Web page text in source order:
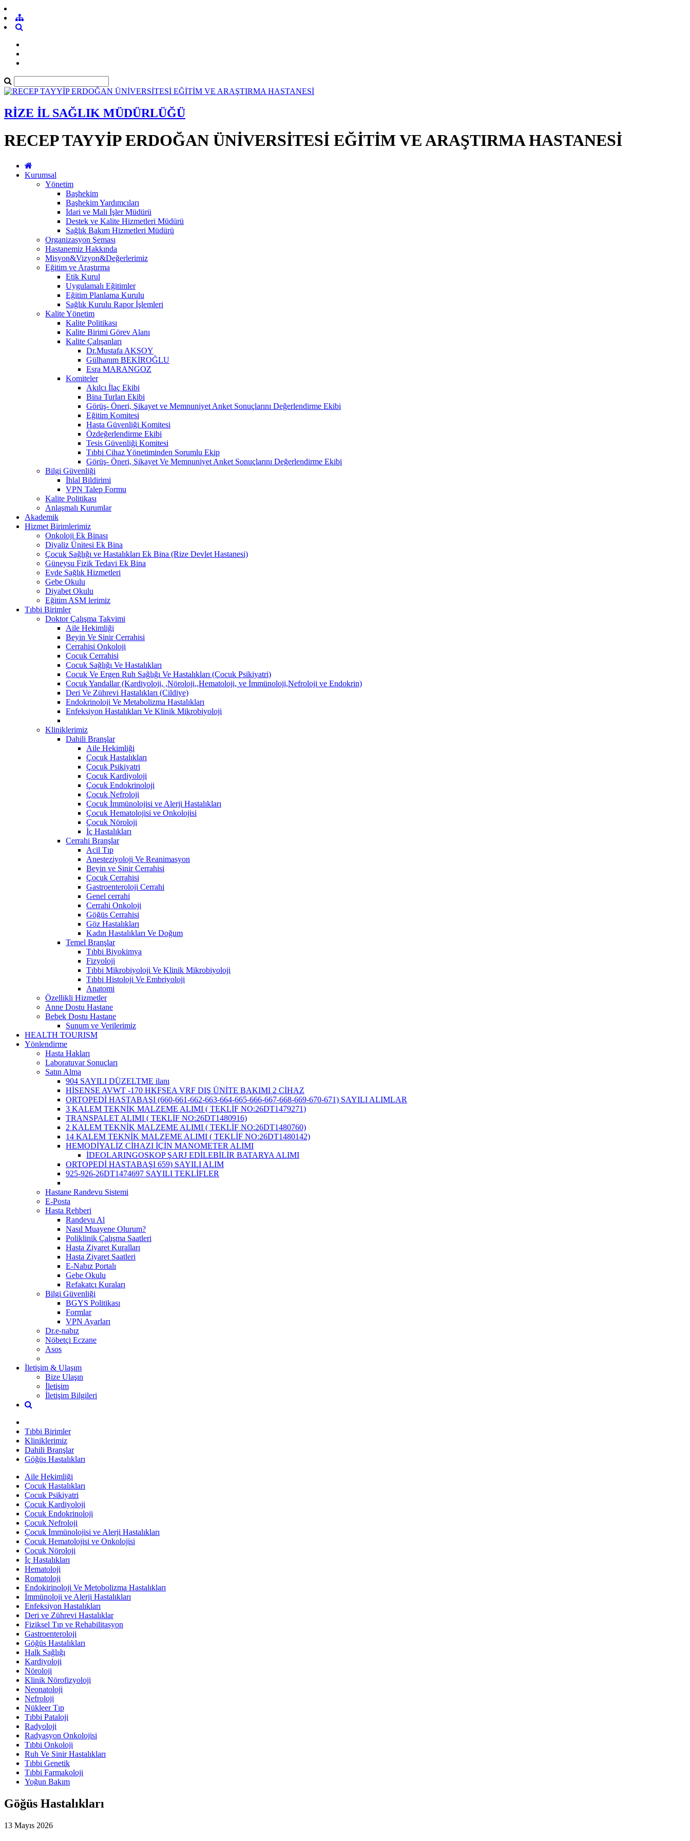
RİZE İL SAĞLIK MÜDÜRLÜĞÜ
RECEP TAYYİP ERDOĞAN ÜNİVERSİTESİ EĞİTİM VE ARAŞTIRMA HASTANESİ
Kurumsal
Yönetim
Başhekim
Başhekim Yardımcıları
İdari ve Mali İşler Müdürü
Destek ve Kalite Hizmetleri Müdürü
Sağlık Bakım Hizmetleri Müdürü
Organizasyon Şeması
Hastanemiz Hakkında
Misyon&Vizyon&Değerlerimiz
Eğitim ve Araştırma
Etik Kurul
Uygulamalı Eğitimler
Eğitim Planlama Kurulu
Sağlık Kurulu Rapor İşlemleri
Kalite Yönetim
Kalite Politikası
Kalite Birimi Görev Alanı
Kalite Çalışanları
Dr.Mustafa AKSOY
Gülhanım BEKİROĞLU
Esra MARANGOZ
Komiteler
Akılcı İlaç Ekibi
Bina Turları Ekibi
Görüş- Öneri, Şikayet ve Memnuniyet Anket Sonuçlarını Değerlendirme Ekibi
Eğitim Komitesi
Hasta Güvenliği Komitesi
Özdeğerlendirme Ekibi
Tesis Güvenliği Komitesi
Tıbbi Cihaz Yönetiminden Sorumlu Ekip
Görüş- Öneri, Şikayet Ve Memnuniyet Anket Sonuçlarını Değerlendirme Ekibi
Bilgi Güvenliği
İhlal Bildirimi
VPN Talep Formu
Kalite Politikası
Anlaşmalı Kurumlar
Akademik
Hizmet Birimlerimiz
Onkoloji Ek Binası
Diyaliz Ünitesi Ek Bina
Çocuk Sağlığı ve Hastalıkları Ek Bina (Rize Devlet Hastanesi)
Güneysu Fizik Tedavi Ek Bina
Evde Sağlık Hizmetleri
Gebe Okulu
Diyabet Okulu
Eğitim ASM lerimiz
Tıbbi Birimler
Doktor Çalışma Takvimi
Aile Hekimliği
Beyin Ve Sinir Cerrahisi
Cerrahisi Onkoloji
Çocuk Cerrahisi
Çocuk Sağlığı Ve Hastalıkları
Çocuk Ve Ergen Ruh Sağlığı Ve Hastalıkları (Çocuk Psikiyatri)
Çocuk Yandallar (Kardiyoloji, ,Nöroloji,,Hematoloji, ve İmmünoloji,Nefroloji ve Endokrin)
Deri Ve Zührevi Hastalıkları (Cildiye)
Endokrinoloji Ve Metabolizma Hastalıkları
Enfeksiyon Hastalıkları Ve Klinik Mikrobiyoloji
Kliniklerimiz
Dahili Branşlar
Aile Hekimliği
Çocuk Hastalıkları
Çocuk Psikiyatri
Çocuk Kardiyoloji
Çocuk Endokrinoloji
Çocuk Nefroloji
Çocuk İmmünolojisi ve Alerji Hastalıkları
Çocuk Hematolojisi ve Onkolojisi
Çocuk Nöroloji
İç Hastalıkları
Cerrahi Branşlar
Acil Tıp
Anesteziyoloji Ve Reanimasyon
Beyin ve Sinir Cerrahisi
Çocuk Cerrahisi
Gastroenteroloji Cerrahi
Genel cerrahi
Cerrahi Onkoloji
Göğüs Cerrahisi
Göz Hastalıkları
Kadın Hastalıkları Ve Doğum
Temel Branşlar
Tıbbi Biyokimya
Fizyoloji
Tıbbi Mikrobiyoloji Ve Klinik Mikrobiyoloji
Tıbbi Histoloji Ve Embriyoloji
Anatomi
Özellikli Hizmetler
Anne Dostu Hastane
Bebek Dostu Hastane
Sunum ve Verilerimiz
HEALTH TOURISM
Yönlendirme
Hasta Hakları
Laboratuvar Sonuçları
Satın Alma
904 SAYILI DÜZELTME ilanı
HİSENSE AVWT -170 HKFSEA VRF DIŞ ÜNİTE BAKIMI 2 CİHAZ
ORTOPEDİ HASTABAŞI (660-661-662-663-664-665-666-667-668-669-670-671) SAYILI ALIMLAR
3 KALEM TEKNİK MALZEME ALIMI ( TEKLİF NO:26DT1479271)
TRANSPALET ALIMI ( TEKLİF NO:26DT1480916)
2 KALEM TEKNİK MALZEME ALIMI ( TEKLİF NO:26DT1480760)
14 KALEM TEKNİK MALZEME ALIMI ( TEKLİF NO:26DT1480142)
HEMODİYALİZ CİHAZI İÇİN MANOMETER ALIMI
İDEOLARINGOSKOP ŞARJ EDİLEBİLİR BATARYA ALIMI
ORTOPEDİ HASTABAŞI 659) SAYILI ALIM
925-926-26DT1474697 SAYILI TEKLİFLER
Hastane Randevu Sistemi
E-Posta
Hasta Rehberi
Randevu Al
Nasıl Muayene Olurum?
Poliklinik Çalışma Saatleri
Hasta Ziyaret Kuralları
Hasta Ziyaret Saatleri
E-Nabız Portalı
Gebe Okulu
Refakatçı Kuraları
Bilgi Güvenliği
BGYS Politikası
Formlar
VPN Ayarları
Dr.e-nabız
Nöbetçi Eczane
Asos
İletişim & Ulaşım
Bize Ulaşın
İletişim
İletişim Bilgileri
Tıbbi Birimler
Kliniklerimiz
Dahili Branşlar
Göğüs Hastalıkları
Aile Hekimliği
Çocuk Hastalıkları
Çocuk Psikiyatri
Çocuk Kardiyoloji
Çocuk Endokrinoloji
Çocuk Nefroloji
Çocuk İmmünolojisi ve Alerji Hastalıkları
Çocuk Hematolojisi ve Onkolojisi
Çocuk Nöroloji
İç Hastalıkları
Hematoloji
Romatoloji
Endokirinoloji Ve Metobolizma Hastalıkları
İmmünoloji ve Alerji Hastalıkları
Enfeksiyon Hastalıkları
Deri ve Zührevi Hastalıklar
Fiziksel Tıp ve Rehabilitasyon
Gastroenteroloji
Göğüs Hastalıkları
Halk Sağlığı
Kardiyoloji
Nöroloji
Klinik Nörofizyoloji
Neonatoloji
Nefroloji
Nükleer Tıp
Tıbbi Pataloji
Radyoloji
Radyasyon Onkolojisi
Tıbbi Onkoloji
Ruh Ve Sinir Hastalıkları
Tıbbi Genetik
Tıbbi Farmakoloji
Yoğun Bakım
Göğüs Hastalıkları
13 Mayıs 2026